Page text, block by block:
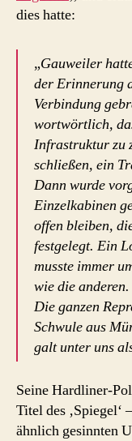
dies hatte:
„Gauweiler
der Erinnerung
Verbindung
wortwörtlich,
Infrastruktur zu
schließen, ein
Dann wurde
Einzelkabinen
offen bleiben,
festgelegt. Ein
musste immer
wie die anderen.
Die ganzen
Schwule aus
galt unter uns
Seine Hardliner-
Titel des ‚Spiegel‘
ähnlich gesinnten